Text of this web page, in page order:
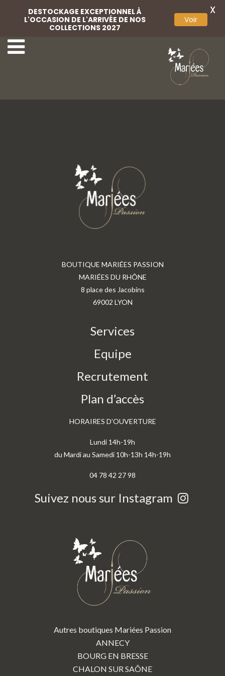
2-Marylise 4-Marylise
BOUTIQUE MARIÉES PASSION
MARIÉES DU RHÔNE
8 place des Jacobins
69002 LYON
Services
Equipe
Recrutement
Plan d’accès
HORAIRES D’OUVERTURE
Lundi 14h-19h
du Mardi au Samedi 10h-13h 14h-19h
04 78 42 27 98
Suivez nous sur Instagram
Autres boutiques Mariées Passion
ANNECY
BOURG EN BRESSE
CHALON SUR SAÔNE
DESTOCKAGE EXCEPTIONNEL À
L'OCCASION DE L'ARRIVÉE DE NOS
COLLECTIONS 2027
Voir
X